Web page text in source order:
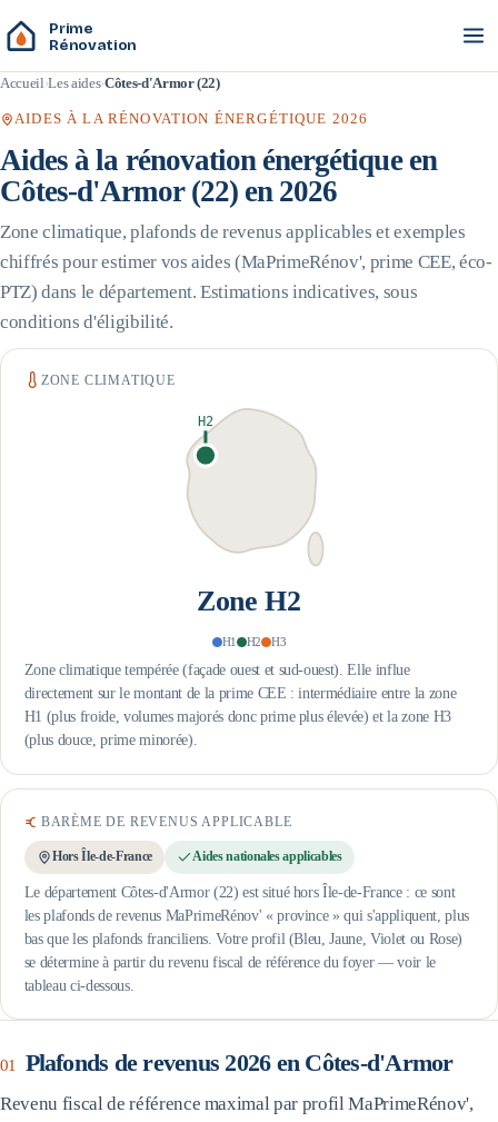
Prime
Rénovation
Accueil Les aides Côtes-d'Armor (22)
AIDES À LA RÉNOVATION ÉNERGÉTIQUE 2026
Aides à la rénovation énergétique en
Côtes-d'Armor(22) en 2026
Zone climatique, plafonds de revenus applicables et exemples
chiffrés pour estimer vos aides (MaPrimeRénov', prime CEE, éco-
PTZ) dans le département. Estimations indicatives, sous
conditions d'éligibilité.
ZONE CLIMATIQUE
H2
ZoneH2
H1 H2 H3
Zone climatique tempérée (façade ouest et sud-ouest). Elle influe
directement sur le montant de la prime CEE : intermédiaire entre la zone
H1 (plus froide, volumes majorés donc prime plus élevée) et la zone H3
(plus douce, prime minorée).
BARÈME DE REVENUS APPLICABLE
Hors Île-de-France Aides nationales applicables
Le département Côtes-d'Armor (22) est situé hors Île-de-France : ce sont
les plafonds de revenus MaPrimeRénov' « province » qui s'appliquent, plus
bas que les plafonds franciliens. Votre profil (Bleu, Jaune, Violet ou Rose)
se détermine à partir du revenu fiscal de référence du foyer — voir le
tableau ci-dessous.
01 Plafonds de revenus 2026 en Côtes-d'Armor
Revenu fiscal de référence maximal par profil MaPrimeRénov',